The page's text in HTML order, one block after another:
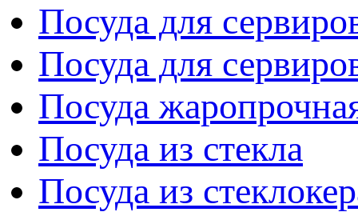
Посуда для
Посуда для
Посуда
Посуда из стекла
Посуда из